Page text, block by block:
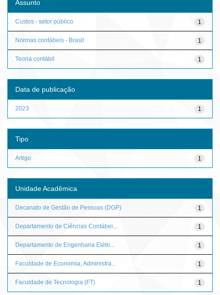
Assunto
1
Custos - setor público
1
Normas contábeis - Brasil
1
Teoria contábil
Data de publicação
1
2023
Tipo
1
Artigo
Unidade Acadêmica
1
Decanato de Gestão de Pessoas (DGP)
1
Departamento de Ciências Contábei...
1
Departamento de Engenharia Elétri...
1
Faculdade de Economia, Administra...
1
Faculdade de Tecnologia (FT)